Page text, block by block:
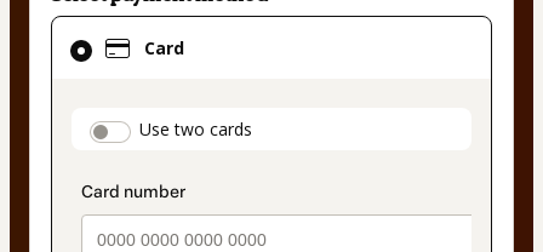
Card
payment_data.section_title_v2
Use two cards
Card
selected
method